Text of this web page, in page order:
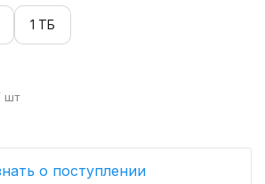
1 ТБ
шт
о поступлении